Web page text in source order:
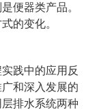
便器类产品。
的变化。
践中的应用反
和深入发展的
排水系统两种